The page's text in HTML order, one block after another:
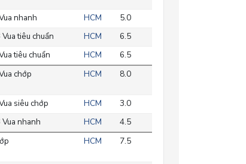
nhanh HCM
5.0
tiêu chuẩn HCM
6.5
tiêu chuẩn HCM
6.5
chớp HCM 8.0
siêu chớp HCM
3.0
nhanh HCM
4.5
HCM 7.5